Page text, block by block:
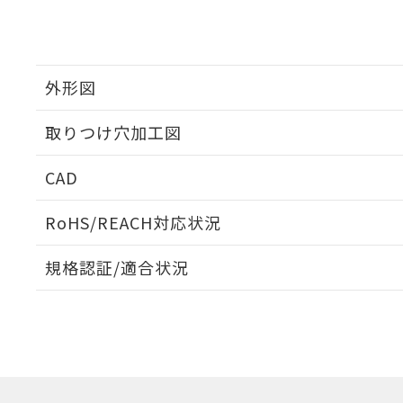
外形図
取りつけ穴加工図
CAD
RoHS/REACH対応状況
EU RoHS 注意事項・凡例
規格認証/適合状況